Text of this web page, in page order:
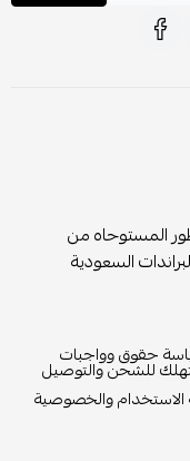
المستوحاه من
السعودية
حقوق وواجبات
للشحن والتوصيل
والخصوصية